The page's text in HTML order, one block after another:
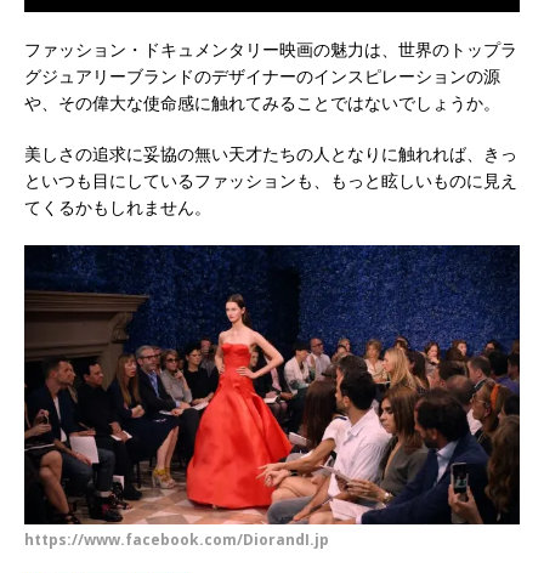
ファッション・ドキュメンタリー映画の魅力は、世界のトップラ
グジュアリーブランドのデザイナーのインスピレーションの源
や、その偉大な使命感に触れてみることではないでしょうか。
美しさの追求に妥協の無い天才たちの人となりに触れれば、きっ
といつも目にしているファッションも、もっと眩しいものに見え
てくるかもしれません。
https://www.facebook.com/DiorandI.jp